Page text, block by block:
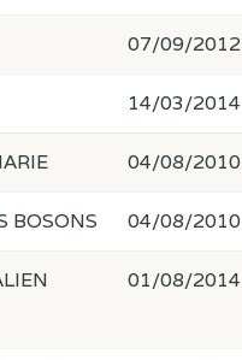
07/09/2012
14/03/2014
04/08/2010
BOSONS 04/08/2010
01/08/2014